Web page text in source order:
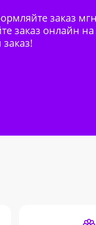
заказ
заказ онлайн